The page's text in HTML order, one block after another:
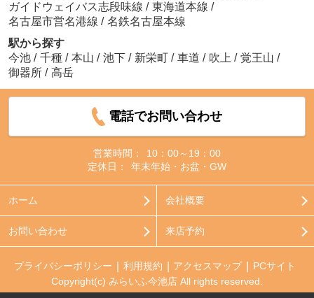
ガイドウェイバス志段味線 / 東海道本線 /
名古屋市営名港線 / 名鉄名古屋本線
駅から探す
今池 / 千種 / 本山 / 池下 / 新栄町 / 車道 / 吹上 / 覚王山 /
御器所 / 高岳
電話でお問い合わせ
営業時間：
10：00～19：00
定休日：
年末年始・お盆・GW
ホーム 会社概要
お問い合わせ 来店予約
プライバシーポリシー 利用規約 アクセスマップ
PCサイト
Copyright(c) みらいふ今池店 All rights reserved.